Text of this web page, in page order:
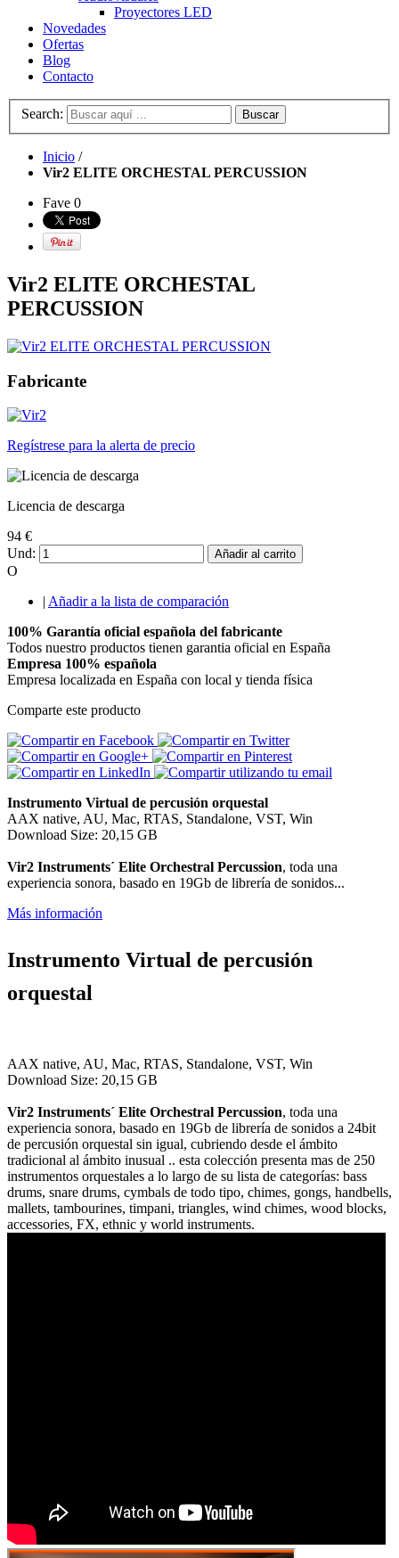
Proyectores LED
Novedades
Ofertas
Blog
Contacto
Search: Buscar
Inicio /
Vir2 ELITE ORCHESTAL PERCUSSION
Fave 0
Vir2 ELITE ORCHESTAL
PERCUSSION
Fabricante
Regístrese para la alerta de precio
Licencia de descarga
94 €
Und:
Añadir al carrito
O
| Añadir a la lista de comparación
100% Garantía oficial española del fabricante
Todos nuestro productos tienen garantia oficial en España
Empresa 100% española
Empresa localizada en España con local y tienda física
Comparte este producto
Instrumento Virtual de percusión orquestal
AAX native, AU, Mac, RTAS, Standalone, VST, Win
Download Size: 20,15 GB
Vir2 Instruments´ Elite Orchestral Percussion, toda una
experiencia sonora, basado en 19Gb de librería de sonidos...
Más información
Instrumento Virtual de percusión
orquestal
AAX native, AU, Mac, RTAS, Standalone, VST, Win
Download Size: 20,15 GB
Vir2 Instruments´ Elite Orchestral Percussion, toda una
experiencia sonora, basado en 19Gb de librería de sonidos a 24bit
de percusión orquestal sin igual, cubriendo desde el ámbito
tradicional al ámbito inusual .. esta colección presenta mas de 250
instrumentos orquestales a lo largo de su lista de categorías: bass
drums, snare drums, cymbals de todo tipo, chimes, gongs, handbells,
mallets, tambourines, timpani, triangles, wind chimes, wood blocks,
accessories, FX, ethnic y world instruments.